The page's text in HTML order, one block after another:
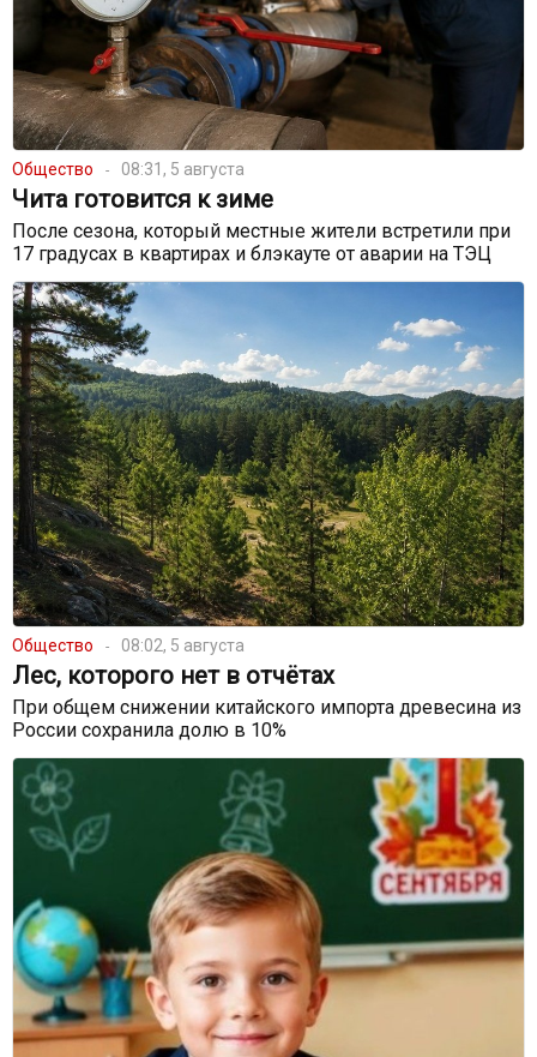
Общество 08:31, 5 августа
Чита готовится к зиме
После сезона, который местные жители встретили при
17 градусах в квартирах и блэкауте от аварии на ТЭЦ
Общество 08:02, 5 августа
Лес, которого нет в отчётах
При общем снижении китайского импорта древесина из
России сохранила долю в 10%